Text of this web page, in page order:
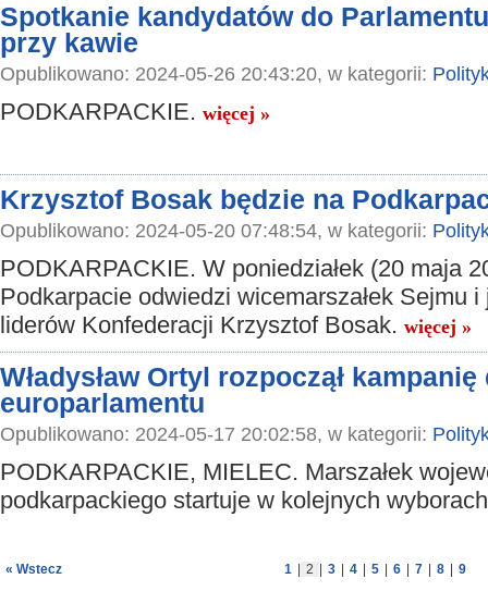
Spotkanie kandydatów do
przy kawie
Opublikowano: 2024-05-26 20:43:20, w kategorii:
PODKARPACKIE. więcej »
Krzysztof Bosak będzie na
Opublikowano: 2024-05-20 07:48:54, w kategorii:
PODKARPACKIE. W poniedziałek (20 maja
Podkarpacie odwiedzi wicemarszałek Sejmu i
liderów Konfederacji Krzysztof Bosak. więcej »
Władysław Ortyl rozpoczął kampanię
europarlamentu
Opublikowano: 2024-05-17 20:02:58, w kategorii:
PODKARPACKIE, MIELEC. Marszałek
podkarpackiego startuje w kolejnych
« Wstecz 1 2 3 4 5 6 7 8 9